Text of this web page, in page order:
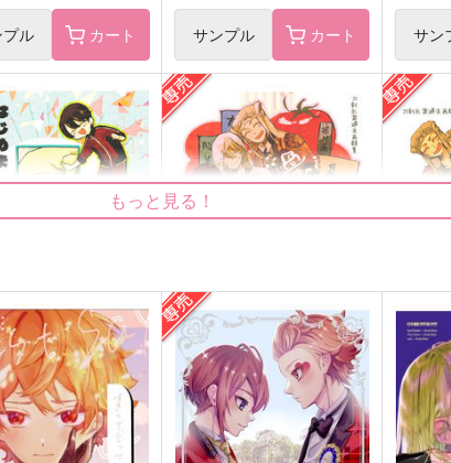
録集 vol.1 ふたりの散
ル 作品詳細
WEB再録集
焼きたて屋
1,045円（税込）
サンプル
web再
華染屋
715円
ル カート サンプル カート サン
してこんにちは
ぴ
（税込）
過去録 -再- 参ト四
いもけんぴ
専売 3,287円（税込）
過去録
いもけん
専売
もっと見る！